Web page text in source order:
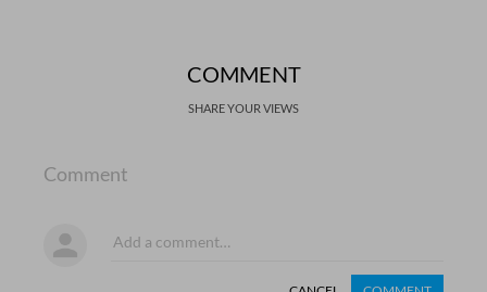
COMMENT
SHARE YOUR VIEWS
Comment